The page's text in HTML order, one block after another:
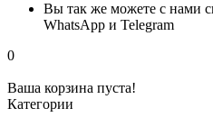
Вы так же можете с нами
WhatsApp и Telegram
0
Ваша корзина пуста!
Категории